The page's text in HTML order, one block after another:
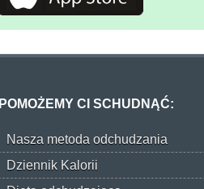
POMOŻEMY CI SCHUDNĄĆ:
Nasza metoda odchudzania
Dziennik Kalorii